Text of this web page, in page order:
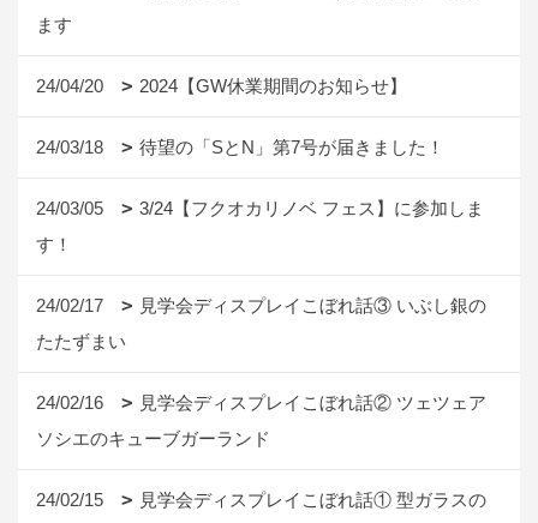
ます
24/04/20 2024【GW休業期間のお知らせ】
24/03/18 待望の「SとN」第7号が届きました！
24/03/05
3/24【フクオカリノベ フェス】に参加しま
す！
24/02/17
見学会ディスプレイこぼれ話③ いぶし銀の
たたずまい
24/02/16
見学会ディスプレイこぼれ話② ツェツェア
ソシエのキューブガーランド
24/02/15
見学会ディスプレイこぼれ話① 型ガラスの